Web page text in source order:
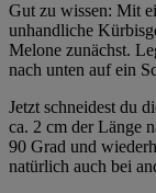
Gut zu wissen: Mit
unhandliche
Melone zunächst.
nach unten auf ein
Jetzt schneidest du
ca. 2 cm der Länge
90 Grad und
natürlich auch bei